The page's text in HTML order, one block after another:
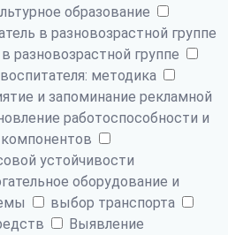
образование
в разновозрастной группе
разновозрастной группе
методика
и запоминание рекламной
работоспособности и
устойчивости
оборудование и
выбор транспорта
Выявление